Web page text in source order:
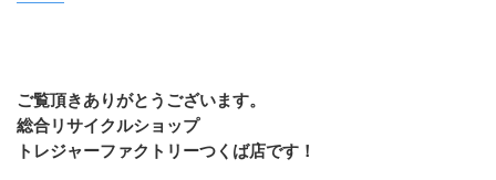
ご覧頂きありがとうございます。
総合リサイクルショップ
トレジャーファクトリーつくば店です！